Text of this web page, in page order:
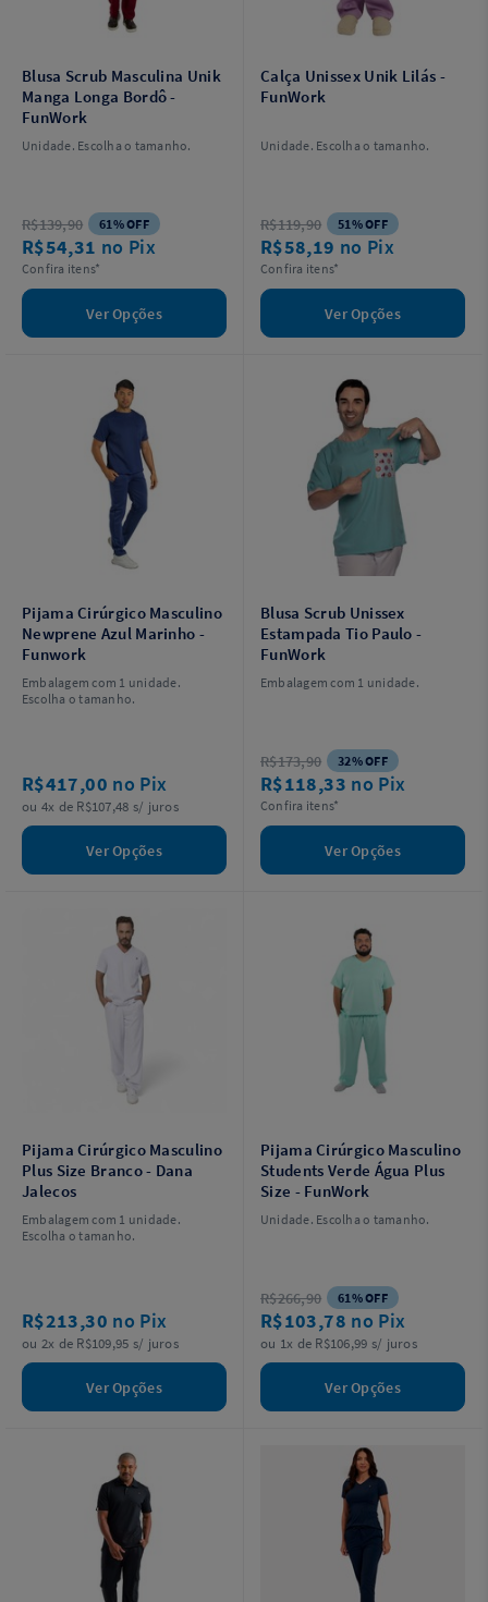
Blusa Scrub Masculina Unik
Manga Longa Bordô -
FunWork
Unidade. Escolha o tamanho.
R$139,90 61% OFF
R$54,31 no Pix
Confira itens*
Ver Opções
Calça Unissex Unik Lilás -
FunWork
Unidade. Escolha o tamanho.
R$119,90 51% OFF
R$58,19 no Pix
Confira itens*
Ver Opções
Pijama Cirúrgico Masculino
Newprene Azul Marinho -
Funwork
Embalagem com 1 unidade.
Escolha o tamanho.
R$417,00 no Pix
ou 4x de R$107,48 s/ juros
Ver Opções
Blusa Scrub Unissex
Estampada Tio Paulo -
FunWork
Embalagem com 1 unidade.
R$173,90 32% OFF
R$118,33 no Pix
Confira itens*
Ver Opções
Pijama Cirúrgico Masculino
Plus Size Branco - Dana
Jalecos
Embalagem com 1 unidade.
Escolha o tamanho.
R$213,30 no Pix
ou 2x de R$109,95 s/ juros
Ver Opções
Pijama Cirúrgico Masculino
Students Verde Água Plus
Size - FunWork
Unidade. Escolha o tamanho.
R$266,90 61% OFF
R$103,78 no Pix
ou 1x de R$106,99 s/ juros
Ver Opções